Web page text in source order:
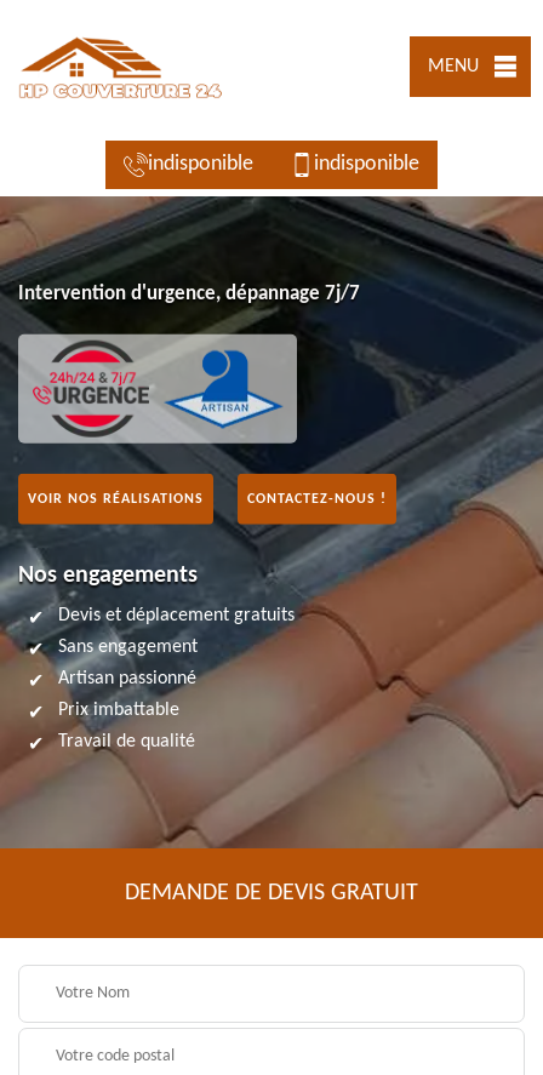
MENU
indisponible indisponible
Intervention d'urgence, dépannage 7j/7
VOIR NOS RÉALISATIONS CONTACTEZ-NOUS !
Nos engagements
Devis et déplacement gratuits
Sans engagement
Artisan passionné
Prix imbattable
Travail de qualité
DEMANDE DE DEVIS GRATUIT